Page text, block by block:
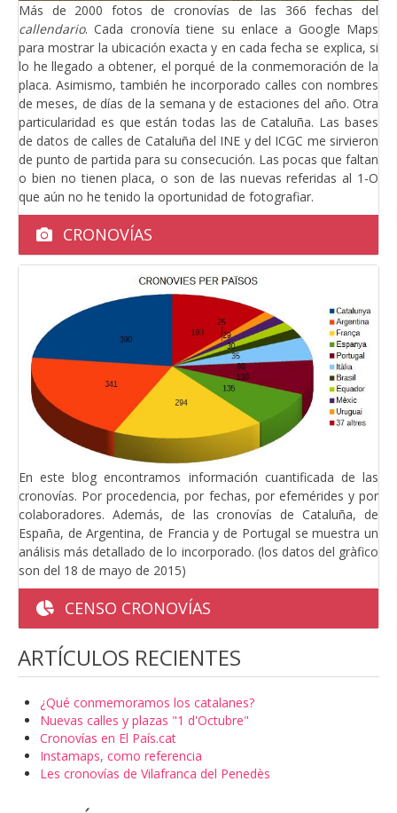
Más de 2000 fotos de cronovías de las 366 fechas del
callendario. Cada cronovía tiene su enlace a Google Maps
para mostrar la ubicación exacta y en cada fecha se explica, si
lo he llegado a obtener, el porqué de la conmemoración de la
placa. Asimismo, también he incorporado calles con nombres
de meses, de días de la semana y de estaciones del año. Otra
particularidad es que están todas las de Cataluña. Las bases
de datos de calles de Cataluña del INE y del ICGC me sirvieron
de punto de partida para su consecución. Las pocas que faltan
o bien no tienen placa, o son de las nuevas referidas al 1-O
que aún no he tenido la oportunidad de fotografiar.
CRONOVÍAS
En este blog encontramos información cuantificada de las
cronovías. Por procedencia, por fechas, por efemérides y por
colaboradores. Además, de las cronovías de Cataluña, de
España, de Argentina, de Francia y de Portugal se muestra un
análisis más detallado de lo incorporado. (los datos del gràfico
son del 18 de mayo de 2015)
CENSO CRONOVÍAS
ARTÍCULOS RECIENTES
¿Qué conmemoramos los catalanes?
Nuevas calles y plazas "1 d'Octubre"
Cronovías en El País.cat
Instamaps, como referencia
Les cronovías de Vilafranca del Penedès